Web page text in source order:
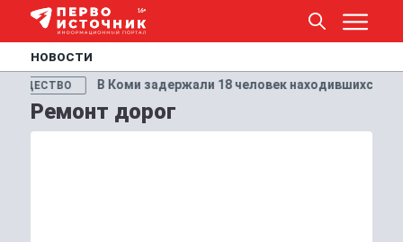
НОВОСТИ
В Коми задержали 18 человек находившихся в
Ремонт дорог